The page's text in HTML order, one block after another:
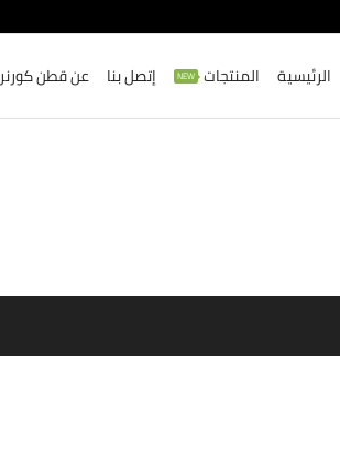
الرئيسية المنتجات NEW إتصل بنا عن قطن كورنر